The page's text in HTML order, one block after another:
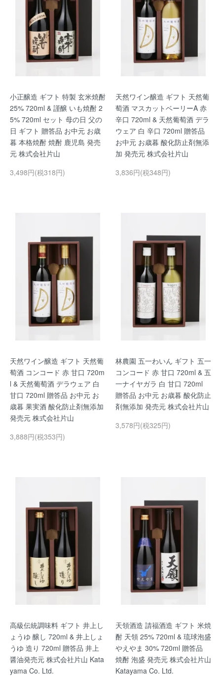
小正醸造 ギフト 特製 玄米焼酎
25% 720ml & 謹醸 いも焼酎 2
5% 720ml セット 母の日 父の
日 ギフト 贈答品 お中元 お歳
暮 本格焼酎 焼酎 鹿児島 発売
元 株式会社片山
3,498円(税318円)
天然ワイン醸造 ギフト 天然葡
萄酒 マスカットベーリーA 赤
辛口 720ml & 天然葡萄酒 デラ
ウェア 白 辛口 720ml 贈答品
お中元 お歳暮 酸化防止剤無添
加 発売元 株式会社片山
3,836円(税348円)
天然ワイン醸造 ギフト 天然葡
萄酒 コンコード 赤 甘口 720m
l & 天然葡萄酒 デラウェア 白
甘口 720ml 贈答品 お中元 お
歳暮 果実酒 酸化防止剤無添加
発売元 株式会社片山
3,888円(税353円)
林農園 五一わいん ギフト 五一
コンコード 赤 甘口 720ml & 五
一ナイヤガラ 白 甘口 720ml
贈答品 お中元 お歳暮 酸化防止
剤無添加 発売元 株式会社片山
3,578円(税325円)
高級伝統調味料 ギフト 井上し
ょうゆ 醸し 720ml & 井上しょ
うゆ 造り 720ml 贈答品 井上
醤油発売元 株式会社片山 Kata
yama Co. Ltd.
天領酒造 請福酒造 ギフト 米焼
酎 天領 25% 720ml & 琉球泡盛
やえやま 30% 720ml 贈答品
焼酎 泡盛 発売元 株式会社片山
Katayama Co. Ltd.